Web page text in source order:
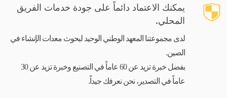
يمكنك الاعتماد دائماً على جودة خدمات الفريق
المحلي.
لدى مجموعتنا المعهد الوطني الوحيد لبحوث معدات الإنشاء في
الصين.
بفضل خبرة تزيد عن 60 عاماً في التصنيع وخبرة تزيد عن 30
عاماً في التصدير، نحن نعرفك جيداً.